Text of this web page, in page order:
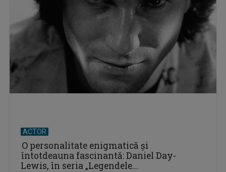
ACTOR
O personalitate enigmatică şi
întotdeauna fascinantă: Daniel Day-
Lewis, în seria „Legendele...